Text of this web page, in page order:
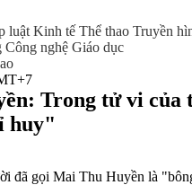
luật Kinh tế Thể thao Truyền
Công nghệ Giáo dục
Trong tử vi của
huy"
đã gọi Mai Thu Huyền là